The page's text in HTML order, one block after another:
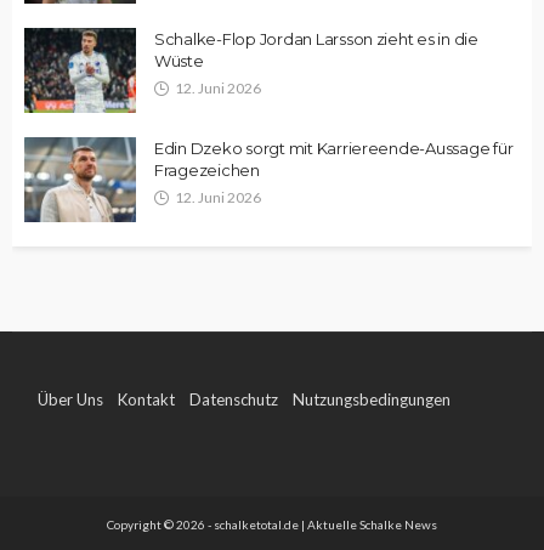
Schalke-Flop Jordan Larsson zieht es in die
Wüste
12. Juni 2026
Edin Dzeko sorgt mit Karriereende-Aussage für
Fragezeichen
12. Juni 2026
Über Uns Kontakt Datenschutz Nutzungsbedingungen
Copyright © 2026 - schalketotal.de | Aktuelle Schalke News